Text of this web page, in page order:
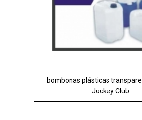
bombonas plásticas
Jockey Club